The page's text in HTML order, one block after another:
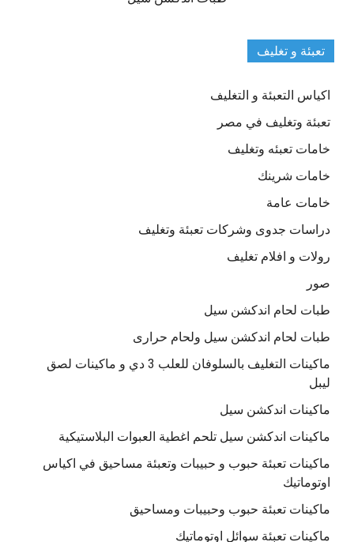
تعبئة و تغليف
اكياس التعبئة و التغليف
تعبئة وتغليف في مصر
خامات تعبئه وتغليف
خامات شرينك
خامات عامة
دراسات جدوى وشركات تعبئة وتغليف
رولات و افلام تغليف
صور
طبات لحام اندكشن سيل
طبات لحام اندكشن سيل ولحام حرارى
ماكينات التغليف بالسلوفان للعلب 3 دي و ماكينات لصق
ليبل
ماكينات اندكشن سيل
ماكينات اندكشن سيل تلحم اغطية العبوات البلاستيكية
ماكينات تعبئة حبوب و حبيبات وتعبئة مساحيق في اكياس
اوتوماتيك
ماكينات تعبئة حبوب وحبيبات ومساحيق
ماكينات تعبئة سوائل اوتوماتيك